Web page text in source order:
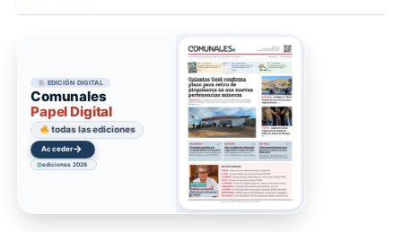
EDICIÓN DIGITAL
Comunales
Papel Digital
todas las ediciones
Acceder→
ediciones 2026